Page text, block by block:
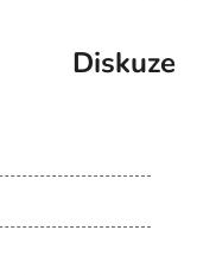
Diskuze